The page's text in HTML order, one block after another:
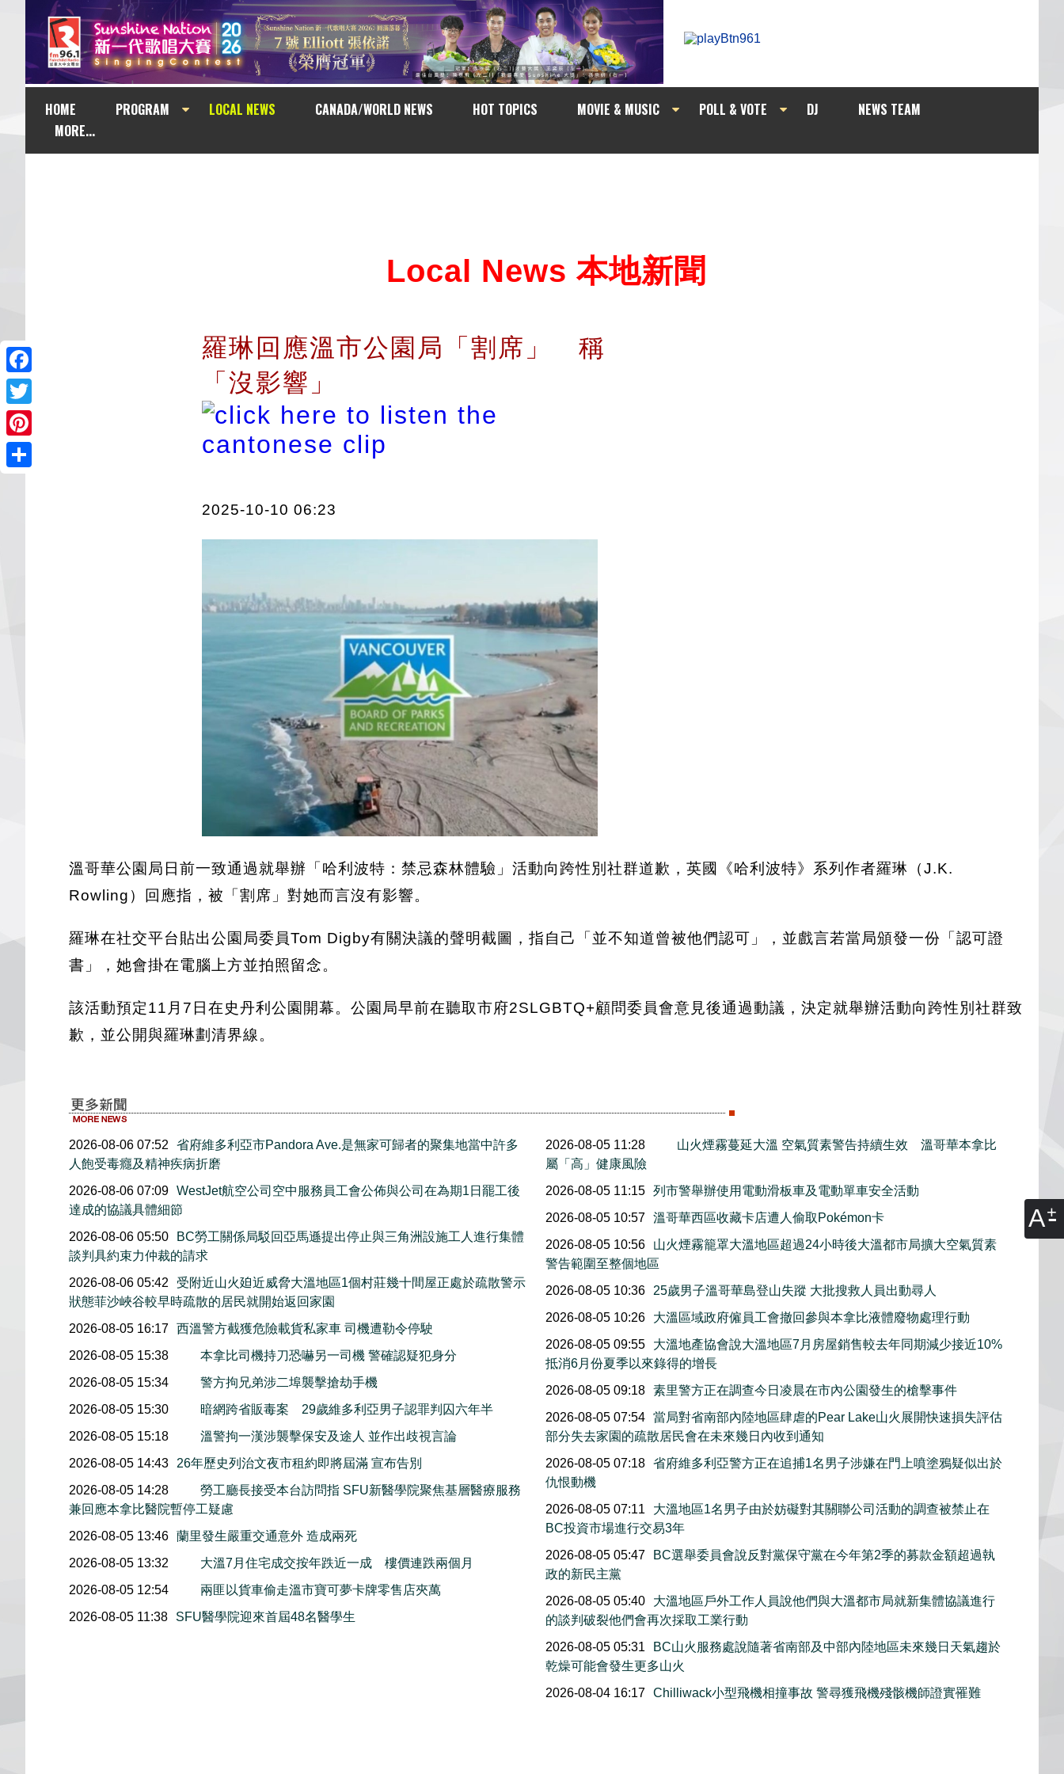
A
HOME PROGRAM LOCAL NEWS CANADA/WORLD NEWS HOT TOPICS MOVIE & MUSIC POLL & VOTE DJ
NEWS TEAM
MORE...
Facebook
Twitter
Pinterest
Local News 本地新聞
羅琳回應溫市公園局「割席」 稱
「沒影響」
2025-10-10 06:23
溫哥華公園局日前一致通過就舉辦「哈利波特：禁忌森林體驗」活動向跨性別社群道歉，英國《哈利波特》系列作者羅琳（J.K.
Rowling）回應指，被「割席」對她而言沒有影響。
羅琳在社交平台貼出公園局委員Tom Digby有關決議的聲明截圖，指自己「並不知道曾被他們認可」，並戲言若當局頒發一份「認可證
書」，她會掛在電腦上方並拍照留念。
該活動預定11月7日在史丹利公園開幕。公園局早前在聽取市府2SLGBTQ+顧問委員會意見後通過動議，決定就舉辦活動向跨性別社群致
歉，並公開與羅琳劃清界線。
2026-08-06 07:52
省府維多利亞市Pandora Ave.是無家可歸者的聚集地當中許多
人飽受毒癮及精神疾病折磨
2026-08-06 07:09 WestJet航空公司空中服務員工會公佈與公司在為期1日罷工後
達成的協議具體細節
2026-08-06 05:50
BC勞工關係局駁回亞馬遜提出停止與三角洲設施工人進行集體
談判具約束力仲裁的請求
2026-08-06 05:42
受附近山火廹近威脅大溫地區1個村莊幾十間屋正處於疏散警示
狀態菲沙峽谷較早時疏散的居民就開始返回家園
2026-08-05 16:17 西溫警方截獲危險載貨私家車 司機遭勒令停駛
2026-08-05 15:38
本拿比司機持刀恐嚇另一司機 警確認疑犯身分
2026-08-05 15:34
警方拘兄弟涉二埠襲擊搶劫手機
2026-08-05 15:30
暗網跨省販毒案 29歲維多利亞男子認罪判囚六年半
2026-08-05 15:18
溫警拘一漢涉襲擊保安及途人 並作出歧視言論
2026-08-05 14:43
26年歷史列治文夜市租約即將屆滿 宣布告別
2026-08-05 14:28
勞工廳長接受本台訪問指 SFU新醫學院聚焦基層醫療服務
兼回應本拿比醫院暫停工疑慮
2026-08-05 13:46 蘭里發生嚴重交通意外 造成兩死
2026-08-05 13:32
大溫7月住宅成交按年跌近一成 樓價連跌兩個月
2026-08-05 12:54
兩匪以貨車偷走溫市寶可夢卡牌零售店夾萬
2026-08-05 11:38
SFU醫學院迎來首屆48名醫學生
2026-08-05 11:28
山火煙霧蔓延大溫 空氣質素警告持續生效 溫哥華本拿比
屬「高」健康風險
2026-08-05 11:15
列市警舉辦使用電動滑板車及電動單車安全活動
2026-08-05 10:57
溫哥華西區收藏卡店遭人偷取Pokémon卡
2026-08-05 10:56
山火煙霧籠罩大溫地區超過24小時後大溫都市局擴大空氣質素
警告範圍至整個地區
2026-08-05 10:36
25歲男子溫哥華島登山失蹤 大批搜救人員出動尋人
2026-08-05 10:26
大溫區域政府僱員工會撤回參與本拿比液體廢物處理行動
2026-08-05 09:55
大溫地產協會說大溫地區7月房屋銷售較去年同期減少接近10%
抵消6月份夏季以來錄得的增長
2026-08-05 09:18
素里警方正在調查今日凌晨在市內公園發生的槍擊事件
2026-08-05 07:54
當局對省南部內陸地區肆虐的Pear Lake山火展開快速損失評估
部分失去家園的疏散居民會在未來幾日內收到通知
2026-08-05 07:18
省府維多利亞警方正在追捕1名男子涉嫌在門上噴塗鴉疑似出於
仇恨動機
2026-08-05 07:11
大溫地區1名男子由於妨礙對其關聯公司活動的調查被禁止在
BC投資市場進行交易3年
2026-08-05 05:47
BC選舉委員會說反對黨保守黨在今年第2季的募款金額超過執
政的新民主黨
2026-08-05 05:40
大溫地區戶外工作人員說他們與大溫都市局就新集體協議進行
的談判破裂他們會再次採取工業行動
2026-08-05 05:31
BC山火服務處說隨著省南部及中部內陸地區未來幾日天氣趨於
乾燥可能會發生更多山火
2026-08-04 16:17
Chilliwack小型飛機相撞事故 警尋獲飛機殘骸機師證實罹難